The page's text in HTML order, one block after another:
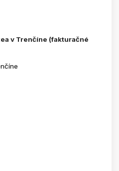
v Trenčíne (fakturačné